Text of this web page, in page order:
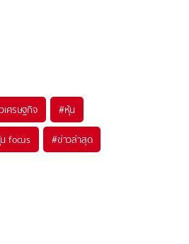
เศรษฐกิจ #หุ้น
focus #ข่าวล่าสุด